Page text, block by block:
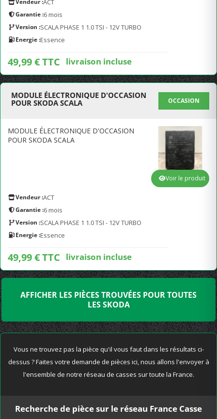
Vendeur :ACT
Garantie :6 mois
Version :SCALA PHASE 1 1.0 TSI - 12V TURBO
Energie :Essence
49,99 € TTC livraison incluse
MODULE ÉLECTRONIQUE D'OCCASION
POUR SKODA SCALA
OCCASION
MODULE ÉLECTRONIQUE D'OCCASION
POUR SKODA SCALA
Vendeur :ACT
Garantie :6 mois
Version :SCALA PHASE 1 1.0 TSI - 12V TURBO
Energie :Essence
49,99 € TTC livraison incluse
Voir le produit
AFFICHER LES PIÈCES TROUVÉES POUR TOUTES
LES SKODA
Vous ne trouvez pas la pièce qu'il vous faut dans les résultats ci-
dessus ? Faites votre demande de pièces ici, nous allons l'envoyer à
l'ensemble de notre réseau de casses sur toute la France.
Recherche de pièce sur le réseau France Casse